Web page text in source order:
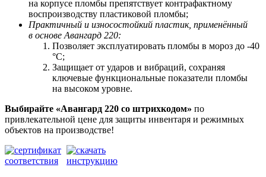
на корпусе пломбы препятствует контрафактному
воспроизводству пластиковой пломбы;
Практичный и износостойкий пластик, применённый
в основе Авангард 220:
Позволяет эксплуатировать пломбы в мороз до -40
°С;
Защищает от ударов и вибраций, сохраняя
ключевые функциональные показатели пломбы
на высоком уровне.
Выбирайте «Авангард 220 со штрихкодом» по
привлекательной цене для защиты инвентаря и режимных
объектов на производстве!